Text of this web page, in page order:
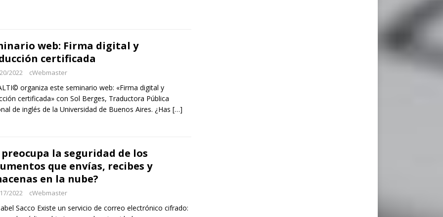
web: Firma digital y
certificada
2022 cWebmaster
organiza este seminario web: «Firma digital y
certificada» con Sol Berges, Traductora Pública
de inglés de la Universidad de Buenos Aires. ¿Has […]
preocupa la seguridad de los
que envías, recibes y
en la nube?
2022 cWebmaster
Sacco Existe un servicio de correo electrónico cifrado: